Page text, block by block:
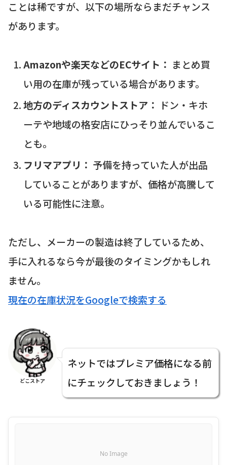
ことは稀ですが、以下の場所ならまだチャンス
があります。
Amazonや楽天などのECサイト： まとめ買
い用の在庫が残っている場合があります。
地方のディスカウントストア： ドン・キホ
ーテや地域の格安店にひっそり並んでいるこ
とも。
フリマアプリ： 予備を持っていた人が出品
していることがありますが、価格が高騰して
いる可能性に注意。
ただし、メーカーの製造は終了しているため、
手に入れるなら今が最後のタイミングかもしれ
ません。
現在の在庫状況をGoogleで検索する
どこストア
ネットではプレミア価格になる前
にチェックしておきましょう！
No Image